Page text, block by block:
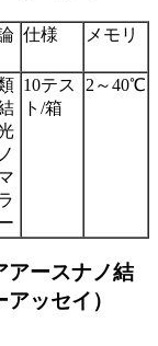
仕様 メモリ
10テス
ト/箱
2～40℃
アースナノ結
ッセイ）